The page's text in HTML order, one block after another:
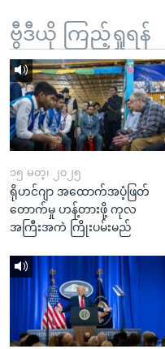
ဗွီဒီယို ကြည့်ရှုရန်
၁၅ မတ္၊ ၂၀၂၅
ရိုဟင်ဂျာ အထောက်အပံ့ဖြတ်
တောက်မှု ဟန့်တားဖို့ ကုလ
အကြီးအကဲ ကြိုးပမ်းမည်